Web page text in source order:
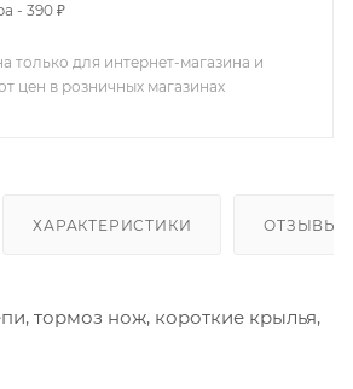
- 390 ₽
только для интернет-магазина и
цен в розничных магазинах
ХАРАКТЕРИСТИКИ ОТЗЫВЫ
тормоз нож, короткие крылья,